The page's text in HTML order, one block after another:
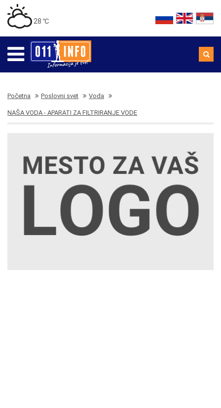
28 ℃
Početna Poslovni svet Voda
NAŠA VODA - APARATI ZA FILTRIRANJE VODE